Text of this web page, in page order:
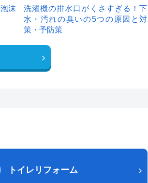
沫
洗濯機の排水口がくさすぎる！下
水・汚れの臭いの5つの原因と対
策・予防策
トイレリフォーム